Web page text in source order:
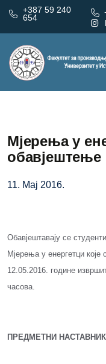
+387 59 240
654
Мјерења у
обавјештење
11. Мај 2016.
Обавјештавају се
Мјерења у eнергетци
12.05.2016. године
часова.
ПРЕДМЕТНИ НАСТАВНИК